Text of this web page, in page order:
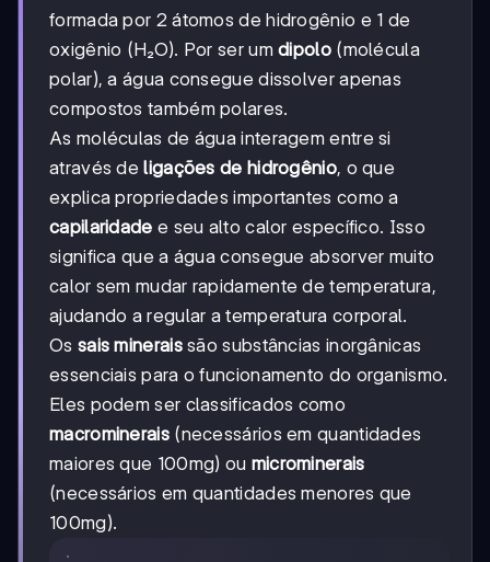
formada por 2 átomos de hidrogênio e 1 de
oxigênio (H₂O). Por ser umdipolo(molécula
polar), a água consegue dissolver apenas
compostos também polares.
As moléculas de água interagem entre si
através deligações de hidrogênio, o que
explica propriedades importantes como a
capilaridade e seu alto calor específico. Isso
significa que a água consegue absorver muito
calor sem mudar rapidamente de temperatura,
ajudando a regular a temperatura corporal.
Os sais mineraissão substâncias inorgânicas
essenciais para o funcionamento do organismo.
Eles podem ser classificados como
macrominerais(necessários em quantidades
maiores que 100mg) ou microminerais
(necessários em quantidades menores que
100mg).